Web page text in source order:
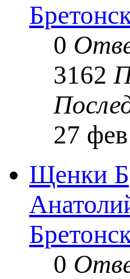
0
3162
27
Щенки
0